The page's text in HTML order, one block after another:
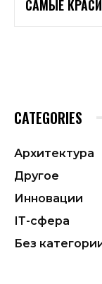
САМЫЕ
CATEGORIES
Архитектура
Другое
Инновации
ІТ-сфера
Без